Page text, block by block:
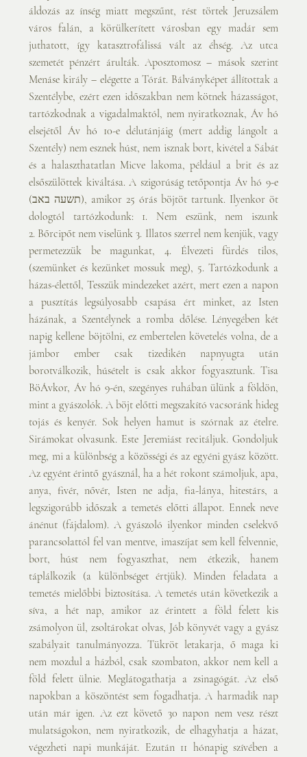
áldozás az ínség miatt megszűnt, rést törtek Jeruzsálem
város falán, a körülkerített városban egy madár sem
juthatott, így katasztrofálissá vált az éhség. Az utca
szemetét pénzért árulták. Aposztomosz – mások szerint
Menáse király – elégette a Tórát. Bálványképet állítottak a
Szentélybe, ezért ezen időszakban nem kötnek házasságot,
tartózkodnak a vigadalmaktól, nem nyiratkoznak, Áv hó
elsejétől Áv hó 10-e délutánjáig (mert addig lángolt a
Szentély) nem esznek húst, nem isznak bort, kivétel a Sábát
és a halaszthatatlan Micve lakoma, például a brit és az
elsőszülöttek kiváltása. A szigorúság tetőpontja Áv hó 9-e
(תשעה באב), amikor 25 órás böjtöt tartunk. Ilyenkor öt
dologtól tartózkodunk: 1. Nem eszünk, nem iszunk
2. Bőrcipőt nem viselünk 3. Illatos szerrel nem kenjük, vagy
permetezzük be magunkat, 4. Élvezeti fürdés tilos,
(szemünket és kezünket mossuk meg), 5. Tartózkodunk a
házas-élettől, Tesszük mindezeket azért, mert ezen a napon
a pusztítás legsúlyosabb csapása ért minket, az Isten
házának, a Szentélynek a romba dőlése. Lényegében két
napig kellene böjtölni, ez embertelen követelés volna, de a
jámbor ember csak tizedikén napnyugta után
borotválkozik, húsételt is csak akkor fogyasztunk. Tisa
BöÁvkor, Áv hó 9-én, szegényes ruhában ülünk a földön,
mint a gyászolók. A böjt előtti megszakító vacsoránk hideg
tojás és kenyér. Sok helyen hamut is szórnak az ételre.
Sirámokat olvasunk. Este Jeremiást recitáljuk. Gondoljuk
meg, mi a különbség a közösségi és az egyéni gyász között.
Az egyént érintő gyásznál, ha a hét rokont számoljuk, apa,
anya, fivér, nővér, Isten ne adja, fia-lánya, hitestárs, a
legszigorúbb időszak a temetés előtti állapot. Ennek neve
ánénut (fájdalom). A gyászoló ilyenkor minden cselekvő
parancsolattól fel van mentve, imaszíjat sem kell felvennie,
bort, húst nem fogyaszthat, nem étkezik, hanem
táplálkozik (a különbséget értjük). Minden feladata a
temetés mielőbbi biztosítása. A temetés után következik a
síva, a hét nap, amikor az érintett a föld felett kis
zsámolyon ül, zsoltárokat olvas, Jób könyvét vagy a gyász
szabályait tanulmányozza. Tükröt letakarja, ő maga ki
nem mozdul a házból, csak szombaton, akkor nem kell a
föld felett ülnie. Meglátogathatja a zsinagógát. Az első
napokban a köszöntést sem fogadhatja. A harmadik nap
után már igen. Az ezt követő 30 napon nem vesz részt
mulatságokon, nem nyiratkozik, de elhagyhatja a házat,
végezheti napi munkáját. Ezután 11 hónapig szívében a